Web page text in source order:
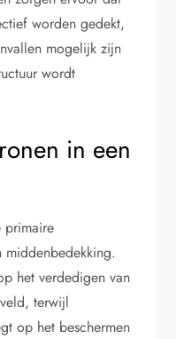
worden gedekt,
mogelijk zijn
wordt
in een
primaire
middenbedekking.
het verdedigen van
terwijl
op het beschermen